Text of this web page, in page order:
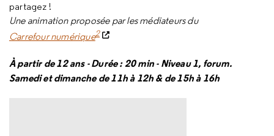
partagez !
Une animation proposée par les médiateurs du
Carrefour numérique2
À partir de 12 ans - Durée : 20 min - Niveau 1, forum.
Samedi et dimanche de 11h à 12h & de 15h à 16h